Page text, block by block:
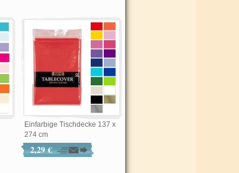
Einfarbige Tischdecke 137 x
274 cm
2,29 €